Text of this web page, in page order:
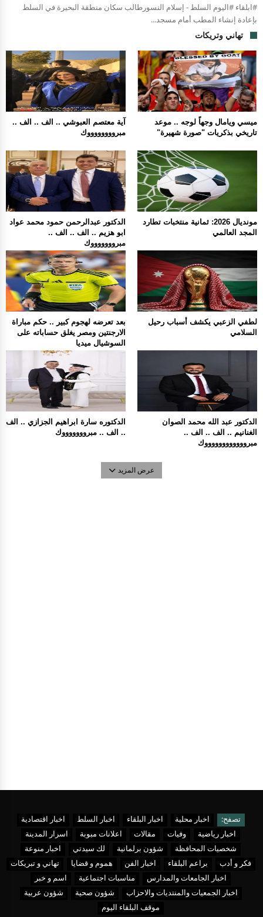
#ابلقاء #اليوم السلط - إسلام النسورطالب سكان منطقة البحيرة في السلط
بإعادة إنشاء المطب أمام مسجد...
تهاني وتريكات
آية معتصم العبوشي .. الف .. الف ..
مبرووووووووك
ميسي ويامال وجهاً لوجه .. موعد
تاريخي بذكريات "صورة شهيرة"
الدكتور عبدالرحمن حمود محمد عواد
ابو هزيم .. الف .. الف ..
مبروووووووك
مونديال 2026: ثمانية منتخبات تطارد
المجد العالمي
بعد تعرضه لهجوم كبير .. حكم مباراة
الارجنتين ومصر يغلق حساباته على
السوشيال ميديا
لطفي الزعبي يكشف أسباب رحيل
السلامي
الدكتوره سارة ابراهيم الجزازي .. الف
.. الف .. مبروووووووك
الدكتور عبد الله محمد الصوان
الغنانيم .. الف .. الف ..
مبرووووووووووووك
عرض المزيد
تصفح: اخبار محلية اخبار البلقاء اخبار السلط
اخبار اقتصادية
اخبار رياضية
وفيات مقالات اعلانات مبوبة
اسرار المدينة
شخصيات المحافظة
شؤون برلمانية لك سيدتي
اخبار منوعة
فكر و أدب
براعم البلقاء اخبار الفن هموم و قضايا
تهاني و تبريكات
اخبار الجامعات والمدارس
مناسبات اجتماعية
اسم و خبر
اخبار الجمعيات والمنتديات والاحزاب
شؤون صحية
شؤون عربية
موقف البلقاء اليوم